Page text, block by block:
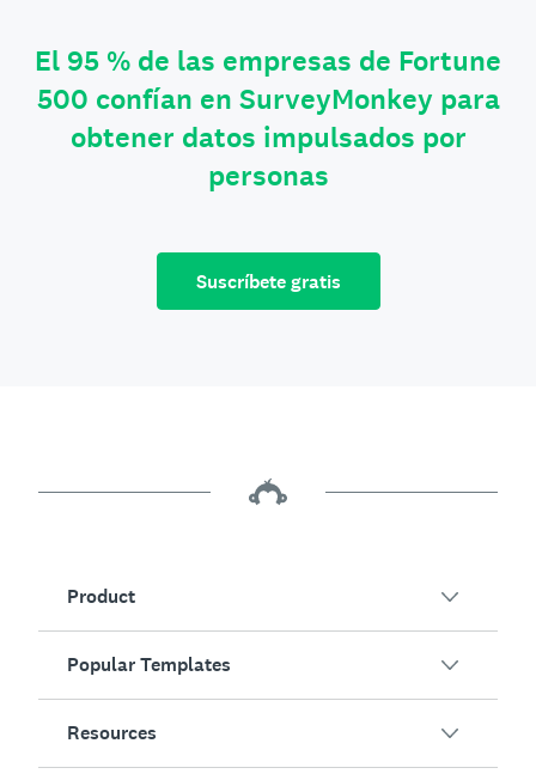
El 95 % de las empresas de Fortune
500 confían en SurveyMonkey para
obtener datos impulsados por
personas
Suscríbete gratis
Product
Overview
Surveys
AI Survey Generator
Popular Templates
Resources